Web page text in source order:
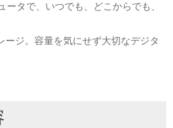
タで、いつでも、どこからでも、
ージ。容量を気にせず大切なデジタ